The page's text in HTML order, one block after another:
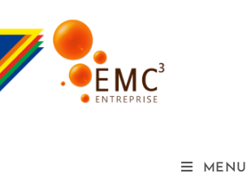
MENU